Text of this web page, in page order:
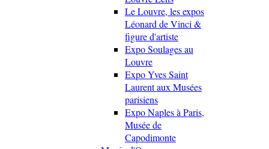
Le Louvre, les expos
Léonard de Vinci &
figure d'artiste
Expo Soulages au
Louvre
Expo Yves Saint
Laurent aux Musées
parisiens
Expo Naples à Paris,
Musée de
Capodimonte